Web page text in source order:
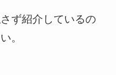
ず紹介しているの
。